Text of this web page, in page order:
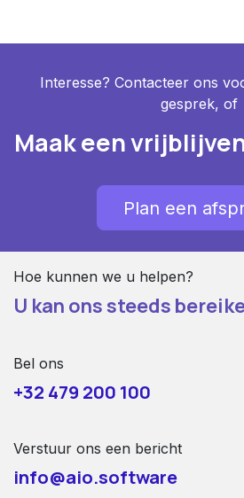
Interesse? Contacteer ons
gesprek, of
Maak een
Plan een
Hoe kunnen we u helpen?
U kan ons steeds
Bel ons
+32 479 200 100
Verstuur ons een bericht
info@aio.software